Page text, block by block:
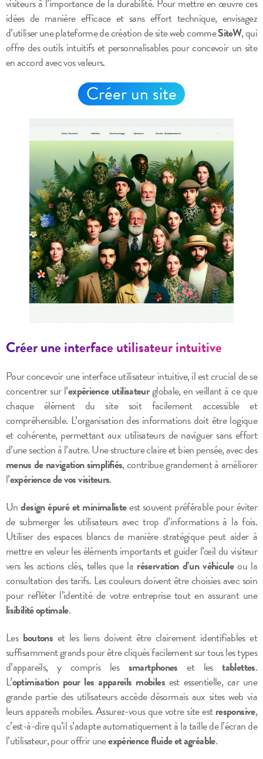
idées de manière efficace et sans effort technique, envisagez
d’utiliser une plateforme de création de site web commeSiteW, qui
offre des outils intuitifs et personnalisables pour concevoir un site
en accord avec vos valeurs.
Créer un site
Créer une interface utilisateur intuitive
Pour concevoir une interface utilisateur intuitive, il est crucial de se
concentrer sur l’expérience utilisateurglobale, en veillant à ce que
chaque élément du site soit facilement accessible et
compréhensible. L’organisation des informations doit être logique
et cohérente, permettant aux utilisateurs de naviguer sans effort
d’une section à l’autre. Une structure claire et bien pensée, avec des
menus de navigation simplifiés, contribue grandement à améliorer
l’expérience de vos visiteurs.
Undesign épuré et minimalisteest souvent préférable pour éviter
de submerger les utilisateurs avec trop d’informations à la fois.
Utiliser des espaces blancs de manière stratégique peut aider à
mettre en valeur les éléments importants et guider l’œil du visiteur
vers les actions clés, telles que la réservation d’un véhiculeou la
consultation des tarifs. Les couleurs doivent être choisies avec soin
pour refléter l’identité de votre entreprise tout en assurant une
lisibilité optimale.
Les boutons et les liens doivent être clairement identifiables et
suffisamment grands pour être cliqués facilement sur tous les types
d’appareils, y compris les smartphones et lestablettes.
L’optimisation pour les appareils mobilesest essentielle, car une
grande partie des utilisateurs accède désormais aux sites web via
leurs appareils mobiles. Assurez-vous que votre site estresponsive,
c’est-à-dire qu’il s’adapte automatiquement à la taille de l’écran de
l’utilisateur, pour offrir uneexpérience fluide et agréable.